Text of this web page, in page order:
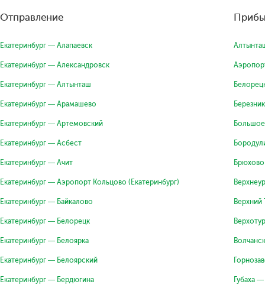
Отправление
Екатеринбург — Алапаевск
Екатеринбург — Александровск
Екатеринбург — Алтынташ
Екатеринбург — Арамашево
Екатеринбург — Артемовский
Екатеринбург — Асбест
Екатеринбург — Ачит
Екатеринбург — Аэропорт Кольцово (Екатеринбург)
Екатеринбург — Байкалово
Екатеринбург — Белорецк
Екатеринбург — Белоярка
Екатеринбург — Белоярский
Екатеринбург — Бердюгина
Верхний
Губаха